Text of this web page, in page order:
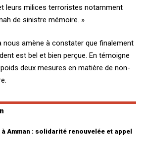
leurs milices terroristes notamment
de sinistre mémoire. »
nous amène à constater que finalement
est bel et bien perçue. En témoigne
deux mesures en matière de non-
Amman : solidarité renouvelée et appel